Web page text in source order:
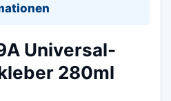
Universal-
280ml